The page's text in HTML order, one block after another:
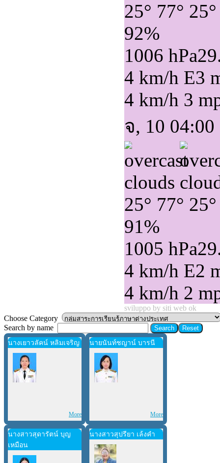
25° 77° 25°
92%
1006 hPa
4 km/h E3
4 km/h 3
จ, 10 04:00
25° 77° 25°
91%
1005 hPa
4 km/h E2
4 km/h 2
sviluppo by siti web ok
Choose Category
Search by name
นางเยาวลัคน์ หลิมเจริญ
More
นายนันท์ชญาน์ บารนี
More
นางสาวสุดารัตน์ บุญ
เหมือน
นางสาวสุปรียา เล้งคำ